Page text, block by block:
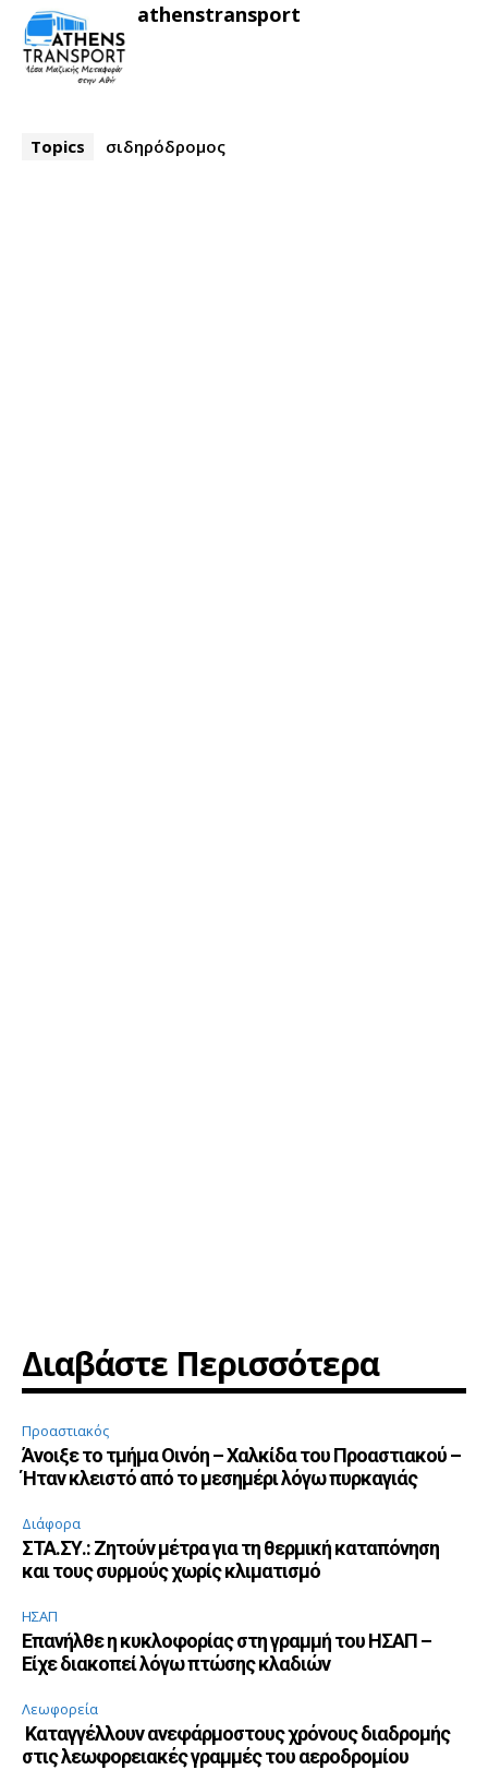
athenstransport
Topics σιδηρόδρομος
Διαβάστε Περισσότερα
Προαστιακός
Άνοιξε το τμήμα Οινόη – Χαλκίδα του Προαστιακού –
Ήταν κλειστό από το μεσημέρι λόγω πυρκαγιάς
Διάφορα
ΣΤΑ.ΣΥ.: Ζητούν μέτρα για τη θερμική καταπόνηση
και τους συρμούς χωρίς κλιματισμό
ΗΣΑΠ
Επανήλθε η κυκλοφορίας στη γραμμή του ΗΣΑΠ –
Είχε διακοπεί λόγω πτώσης κλαδιών
Λεωφορεία
Καταγγέλλουν ανεφάρμοστους χρόνους διαδρομής
στις λεωφορειακές γραμμές του αεροδρομίου